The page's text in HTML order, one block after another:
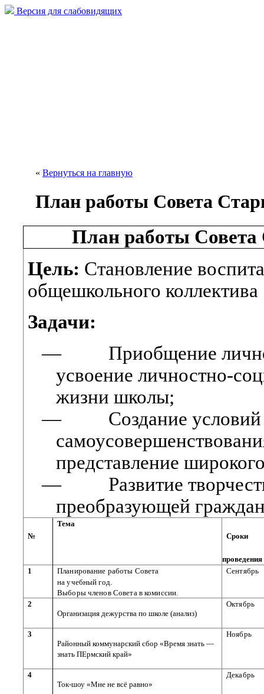
Версия для слабовидящих
« Вернуться на главную
План работы Совета
План работы Совета
Цель: Становление
общешкольного коллектива
Задачи:
—
Приобщение
усвоение личностно-
жизни школы;
—
Создание
представление
—
Развитие
преобразующей
№
Тема
Сроки
проведения
1
Планирование работы Совета
на учебный год.
Выборы членов Совета в комиссии.
Сентябрь
2
Организация дежурства по школе (анализ)
Октябрь
3
Районный коммунарский сбор «Время знать —
знать ПЕрмский край»
Ноябрь
4
Ток-шоу «Мне не всё равно»
Декабрь